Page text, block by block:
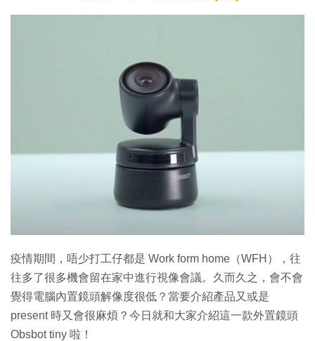
教學評測
Enterprise Digital Transformation
特集
疫情期間，唔少打工仔都是 Work form home（WFH），往
往多了很多機會留在家中進行視像會議。久而久之，會不會
覺得電腦內置鏡頭解像度很低？當要介紹產品又或是
present 時又會很麻煩？今日就和大家介紹這一款外置鏡頭
Obsbot tiny 啦！